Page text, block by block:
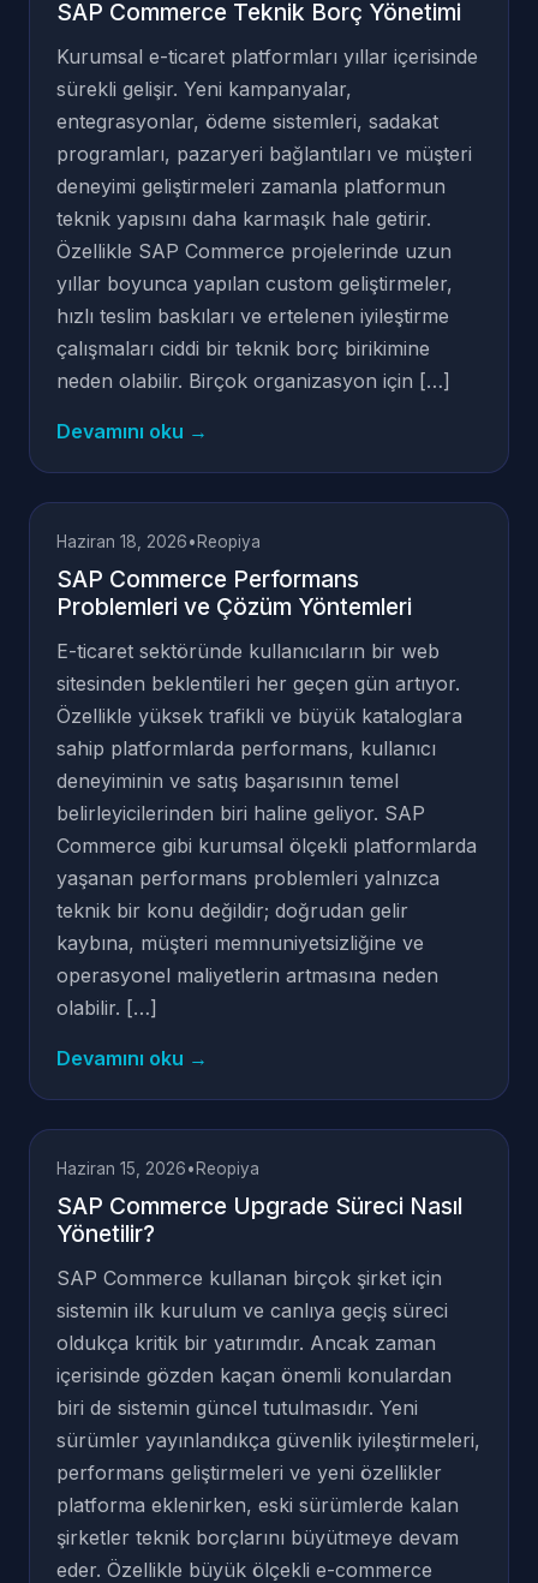
SAP Commerce Teknik Borç Yönetimi
Kurumsal e-ticaret platformları yıllar içerisinde
sürekli gelişir. Yeni kampanyalar,
entegrasyonlar, ödeme sistemleri, sadakat
programları, pazaryeri bağlantıları ve müşteri
deneyimi geliştirmeleri zamanla platformun
teknik yapısını daha karmaşık hale getirir.
Özellikle SAP Commerce projelerinde uzun
yıllar boyunca yapılan custom geliştirmeler,
hızlı teslim baskıları ve ertelenen iyileştirme
çalışmaları ciddi bir teknik borç birikimine
neden olabilir. Birçok organizasyon için […]
Devamını oku →
Haziran 18, 2026• Reopiya
SAP Commerce Performans
Problemleri ve Çözüm Yöntemleri
E-ticaret sektöründe kullanıcıların bir web
sitesinden beklentileri her geçen gün artıyor.
Özellikle yüksek trafikli ve büyük kataloglara
sahip platformlarda performans, kullanıcı
deneyiminin ve satış başarısının temel
belirleyicilerinden biri haline geliyor. SAP
Commerce gibi kurumsal ölçekli platformlarda
yaşanan performans problemleri yalnızca
teknik bir konu değildir; doğrudan gelir
kaybına, müşteri memnuniyetsizliğine ve
operasyonel maliyetlerin artmasına neden
olabilir. […]
Devamını oku →
Haziran 15, 2026• Reopiya
SAP Commerce Upgrade Süreci Nasıl
Yönetilir?
SAP Commerce kullanan birçok şirket için
sistemin ilk kurulum ve canlıya geçiş süreci
oldukça kritik bir yatırımdır. Ancak zaman
içerisinde gözden kaçan önemli konulardan
biri de sistemin güncel tutulmasıdır. Yeni
sürümler yayınlandıkça güvenlik iyileştirmeleri,
performans geliştirmeleri ve yeni özellikler
platforma eklenirken, eski sürümlerde kalan
şirketler teknik borçlarını büyütmeye devam
eder. Özellikle büyük ölçekli e-commerce